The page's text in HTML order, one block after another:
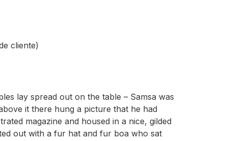
cliente)
lay spread out on the table – Samsa was
it there hung a picture that he had
magazine and housed in a nice, gilded
out with a fur hat and fur boa who sat